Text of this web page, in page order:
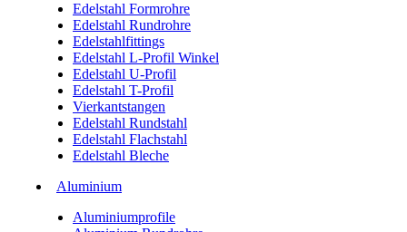
Edelstahl Formrohre
Edelstahl Rundrohre
Edelstahlfittings
Edelstahl L-Profil Winkel
Edelstahl U-Profil
Edelstahl T-Profil
Vierkantstangen
Edelstahl Rundstahl
Edelstahl Flachstahl
Edelstahl Bleche
Aluminium
Aluminiumprofile